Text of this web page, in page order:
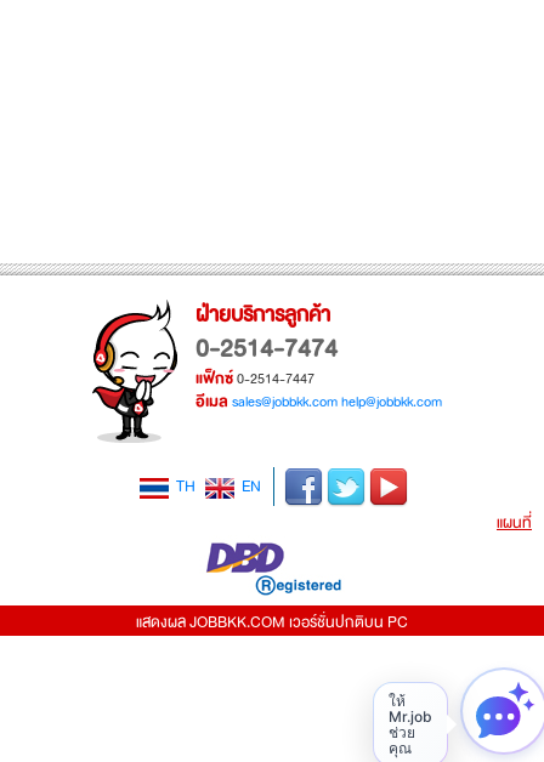
ฝ่ายบริการลูกค้า
0-2514-7474
แฟ็กซ์0-2514-7447
อีเมล sales@jobbkk.comhelp@jobbkk.com
TH
EN
แผนที่
แสดงผล JOBBKK.COM เวอร์ชั่นปกติบน PC